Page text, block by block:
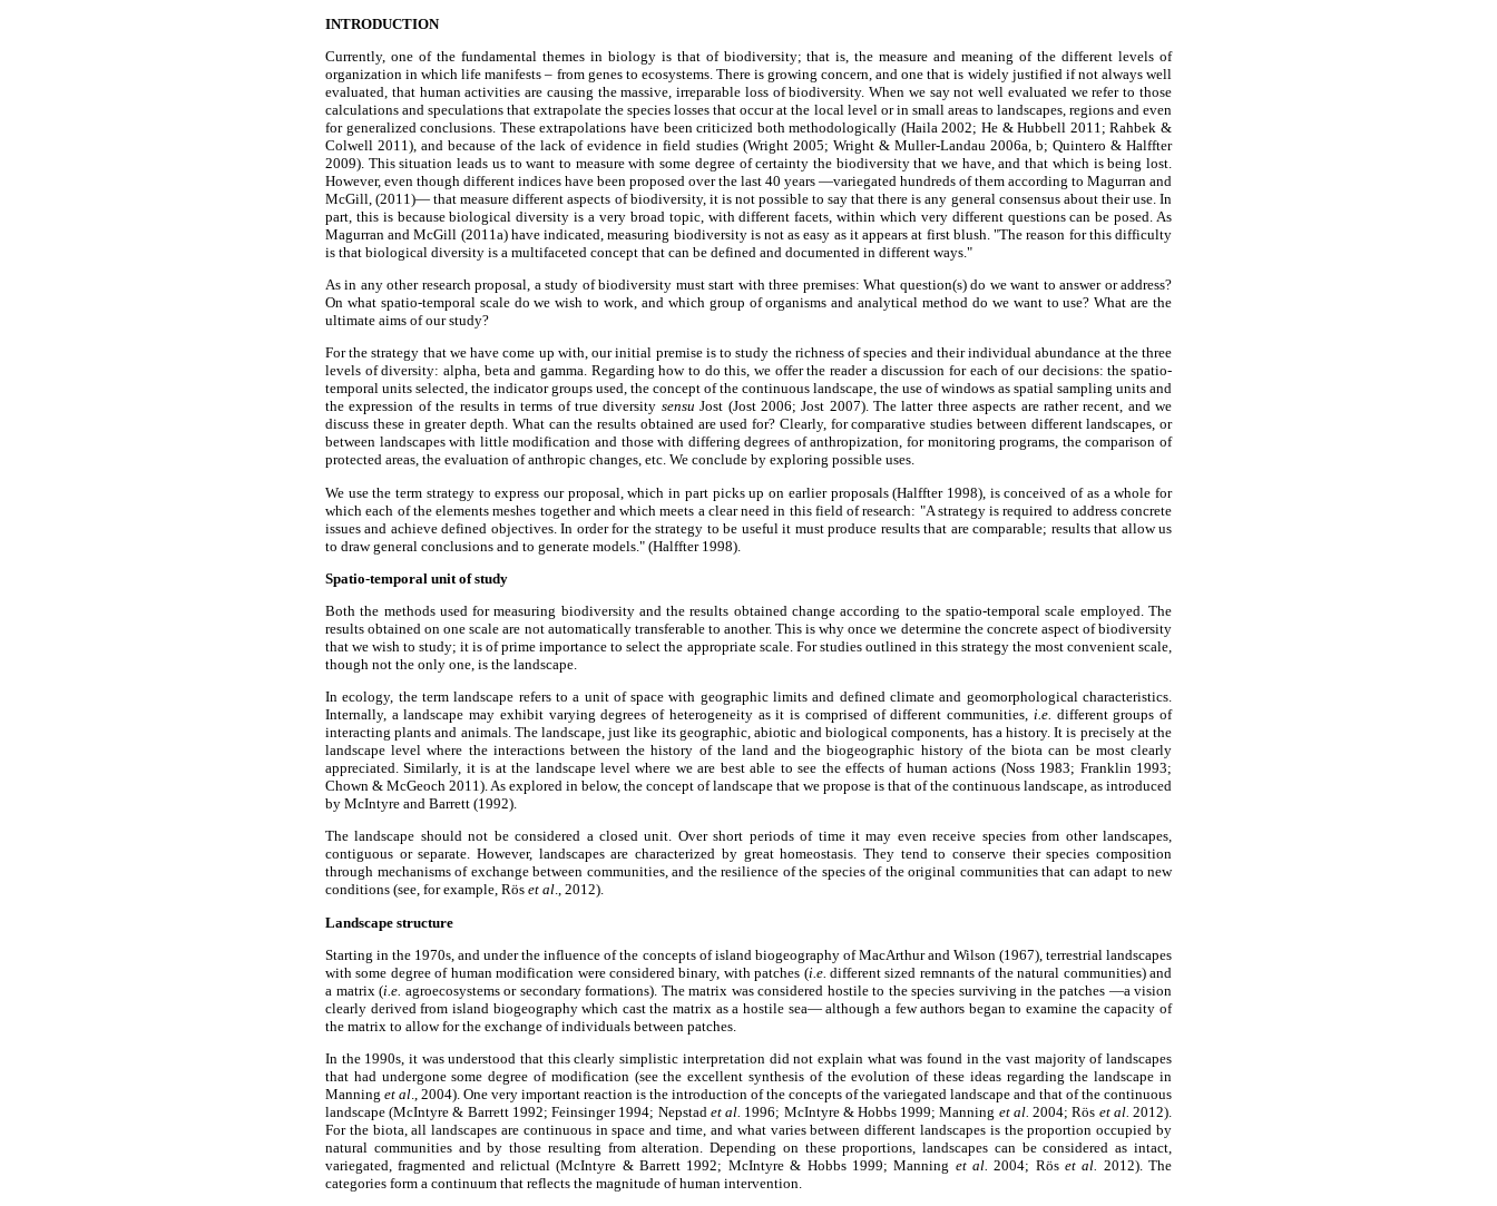
INTRODUCTION
Currently, one of the fundamental themes in biology is that of biodiversity; that is, the measure and meaning of the different levels of
organization in which life manifests – from genes to ecosystems. There is growing concern, and one that is widely justified if not always well
evaluated, that human activities are causing the massive, irreparable loss of biodiversity. When we say not well evaluated we refer to those
calculations and speculations that extrapolate the species losses that occur at the local level or in small areas to landscapes, regions and even
for generalized conclusions. These extrapolations have been criticized both methodologically (Haila 2002; He & Hubbell 2011; Rahbek &
Colwell 2011), and because of the lack of evidence in field studies (Wright 2005; Wright & Muller-Landau 2006a, b; Quintero & Halffter
2009). This situation leads us to want to measure with some degree of certainty the biodiversity that we have, and that which is being lost.
However, even though different indices have been proposed over the last 40 years —variegated hundreds of them according to Magurran and
McGill, (2011)— that measure different aspects of biodiversity, it is not possible to say that there is any general consensus about their use. In
part, this is because biological diversity is a very broad topic, with different facets, within which very different questions can be posed. As
Magurran and McGill (2011a) have indicated, measuring biodiversity is not as easy as it appears at first blush. "The reason for this difficulty
is that biological diversity is a multifaceted concept that can be defined and documented in different ways."
As in any other research proposal, a study of biodiversity must start with three premises: What question(s) do we want to answer or address?
On what spatio-temporal scale do we wish to work, and which group of organisms and analytical method do we want to use? What are the
ultimate aims of our study?
For the strategy that we have come up with, our initial premise is to study the richness of species and their individual abundance at the three
levels of diversity: alpha, beta and gamma. Regarding how to do this, we offer the reader a discussion for each of our decisions: the spatio-
temporal units selected, the indicator groups used, the concept of the continuous landscape, the use of windows as spatial sampling units and
the expression of the results in terms of true diversity sensu Jost (Jost 2006; Jost 2007). The latter three aspects are rather recent, and we
discuss these in greater depth. What can the results obtained are used for? Clearly, for comparative studies between different landscapes, or
between landscapes with little modification and those with differing degrees of anthropization, for monitoring programs, the comparison of
protected areas, the evaluation of anthropic changes, etc. We conclude by exploring possible uses.
We use the term strategy to express our proposal, which in part picks up on earlier proposals (Halffter 1998), is conceived of as a whole for
which each of the elements meshes together and which meets a clear need in this field of research: "A strategy is required to address concrete
issues and achieve defined objectives. In order for the strategy to be useful it must produce results that are comparable; results that allow us
to draw general conclusions and to generate models." (Halffter 1998).
Spatio-temporal unit of study
Both the methods used for measuring biodiversity and the results obtained change according to the spatio-temporal scale employed. The
results obtained on one scale are not automatically transferable to another. This is why once we determine the concrete aspect of biodiversity
that we wish to study; it is of prime importance to select the appropriate scale. For studies outlined in this strategy the most convenient scale,
though not the only one, is the landscape.
In ecology, the term landscape refers to a unit of space with geographic limits and defined climate and geomorphological characteristics.
Internally, a landscape may exhibit varying degrees of heterogeneity as it is comprised of different communities, i.e. different groups of
interacting plants and animals. The landscape, just like its geographic, abiotic and biological components, has a history. It is precisely at the
landscape level where the interactions between the history of the land and the biogeographic history of the biota can be most clearly
appreciated. Similarly, it is at the landscape level where we are best able to see the effects of human actions (Noss 1983; Franklin 1993;
Chown & McGeoch 2011). As explored in below, the concept of landscape that we propose is that of the continuous landscape, as introduced
by McIntyre and Barrett (1992).
The landscape should not be considered a closed unit. Over short periods of time it may even receive species from other landscapes,
contiguous or separate. However, landscapes are characterized by great homeostasis. They tend to conserve their species composition
through mechanisms of exchange between communities, and the resilience of the species of the original communities that can adapt to new
conditions (see, for example, Rös et al., 2012).
Landscape structure
Starting in the 1970s, and under the influence of the concepts of island biogeography of MacArthur and Wilson (1967), terrestrial landscapes
with some degree of human modification were considered binary, with patches (i.e. different sized remnants of the natural communities) and
a matrix (i.e. agroecosystems or secondary formations). The matrix was considered hostile to the species surviving in the patches —a vision
clearly derived from island biogeography which cast the matrix as a hostile sea— although a few authors began to examine the capacity of
the matrix to allow for the exchange of individuals between patches.
In the 1990s, it was understood that this clearly simplistic interpretation did not explain what was found in the vast majority of landscapes
that had undergone some degree of modification (see the excellent synthesis of the evolution of these ideas regarding the landscape in
Manning et al ., 2004). One very important reaction is the introduction of the concepts of the variegated landscape and that of the continuous
landscape (McIntyre & Barrett 1992; Feinsinger 1994; Nepstad et al. 1996; McIntyre & Hobbs 1999; Manning et al. 2004; Rös et al. 2012).
For the biota, all landscapes are continuous in space and time, and what varies between different landscapes is the proportion occupied by
natural communities and by those resulting from alteration. Depending on these proportions, landscapes can be considered as intact,
variegated, fragmented and relictual (McIntyre & Barrett 1992; McIntyre & Hobbs 1999; Manning et al. 2004; Rös et al. 2012). The
categories form a continuum that reflects the magnitude of human intervention.